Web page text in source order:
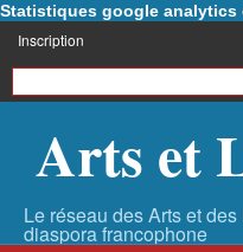
Statistiques google analytics
Inscription
Arts et